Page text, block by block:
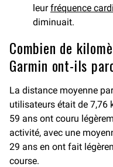
leurfréquence
diminuait.
Combien de
Garmin ont-ils
La distance moyenne
utilisateurs était de 7,76
59 ans ont couru
activité, avec une
29 ans en ont fait
course.